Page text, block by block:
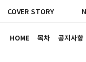
HOME 목차 공지사항
COVER STORY